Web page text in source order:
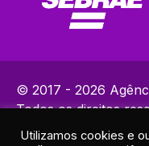
© 2017 - 2026
Todos os direitos
Política de
Utilizamos cookies e